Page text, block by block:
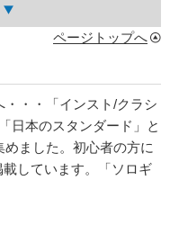
ページトップへ
・・「インスト/クラシ
日本のスタンダード」と
ました。初心者の方に
しています。「ソロギ